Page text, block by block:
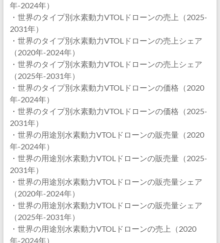
年-2024年）
・世界のタイプ別水素動力VTOLドローンの売上（2025-
2031年）
・世界のタイプ別水素動力VTOLドローンの売上シェア
（2020年-2024年）
・世界のタイプ別水素動力VTOLドローンの売上シェア
（2025年-2031年）
・世界のタイプ別水素動力VTOLドローンの価格（2020
年-2024年）
・世界のタイプ別水素動力VTOLドローンの価格（2025-
2031年）
・世界の用途別水素動力VTOLドローンの販売量（2020
年-2024年）
・世界の用途別水素動力VTOLドローンの販売量（2025-
2031年）
・世界の用途別水素動力VTOLドローンの販売量シェア
（2020年-2024年）
・世界の用途別水素動力VTOLドローンの販売量シェア
（2025年-2031年）
・世界の用途別水素動力VTOLドローンの売上（2020
年-2024年）